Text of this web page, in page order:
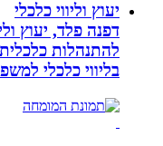
יעוץ וליווי כלכלי
דפנה פלד, יעוץ וליווי
בליווי כלכלי למשפחות.